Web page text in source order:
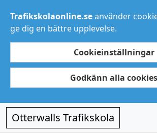
Trafikskolaonline.seanvänder
ge dig en bättre upplevelse.
Cookieinställningar
Godkänn alla cookies
Otterwalls Trafikskola